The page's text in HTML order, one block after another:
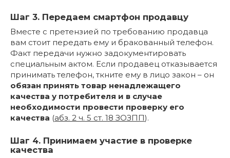
Шаг 3. Передаем смартфон продавцу
Вместе с претензией по требованию продавца
вам стоит передать ему и бракованный телефон.
Факт передачи нужно задокументировать
специальным актом. Если продавец отказывается
принимать телефон, ткните ему в лицо закон – он
обязан принять товар ненадлежащего
качества у потребителя и в случае
необходимости провести проверку его
качества (абз. 2 ч. 5 ст. 18 ЗОЗПП).
Шаг 4. Принимаем участие в проверке
качества